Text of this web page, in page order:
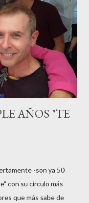
fatídicos de
ahora es una
sido padre este año ha
desfiló en las mejores
AÑOS "TE
-son ya 50
con su círculo más
que más sabe de